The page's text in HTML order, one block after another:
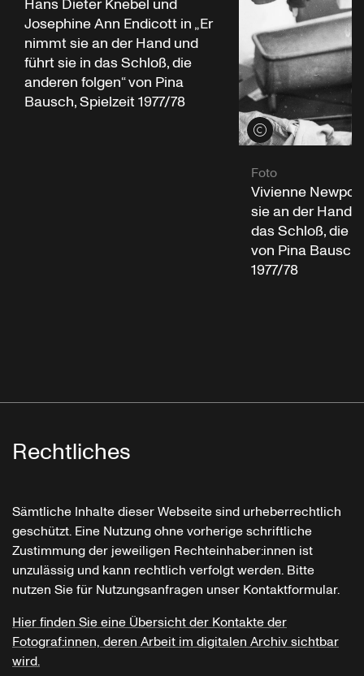
Hans Dieter Knebel und
Josephine Ann Endicott in „Er
nimmt sie an der Hand und
führt sie in das Schloß, die
anderen folgen“ von Pina
Bausch, Spielzeit 1977/78
Credits öffnen
Foto
Vivienne
sie an der Hand
das Schloß, die
von Pina
1977/78
Rechtliches
Sämtliche Inhalte dieser Webseite sind urheberrechtlich
geschützt. Eine Nutzung ohne vorherige schriftliche
Zustimmung der jeweiligen Rechteinhaber:innen ist
unzulässig und kann rechtlich verfolgt werden. Bitte
nutzen Sie für Nutzungsanfragen unser Kontaktformular.
Hier finden Sie eine Übersicht der Kontakte der
Fotograf:innen, deren Arbeit im digitalen Archiv sichtbar
wird.